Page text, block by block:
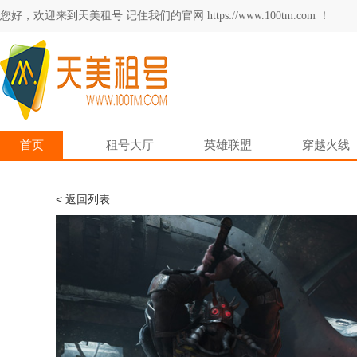
您好，欢迎来到天美租号 记住我们的官网 https://www.100tm.com ！
首页 租号大厅 英雄联盟 穿越火线
< 返回列表